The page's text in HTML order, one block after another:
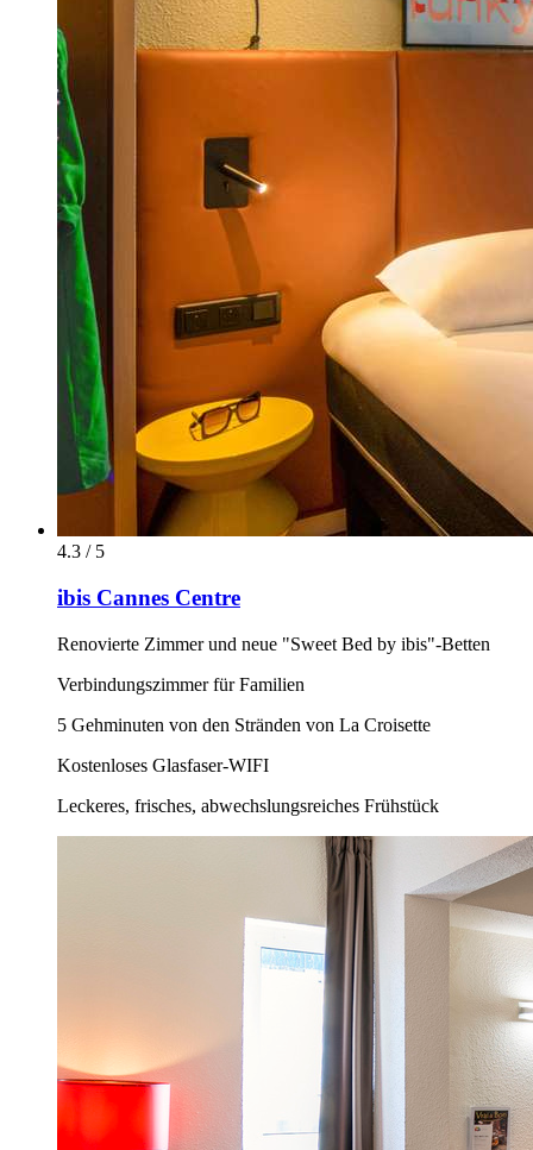
4.3 / 5
ibis Cannes Centre
Renovierte Zimmer und neue "Sweet Bed by ibis"-Betten
Verbindungszimmer für Familien
5 Gehminuten von den Stränden von La Croisette
Kostenloses Glasfaser-WIFI
Leckeres, frisches, abwechslungsreiches Frühstück